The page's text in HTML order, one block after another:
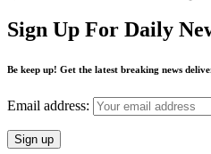
Sign Up For Daily
Be keep up! Get the latest breaking news
Email address: